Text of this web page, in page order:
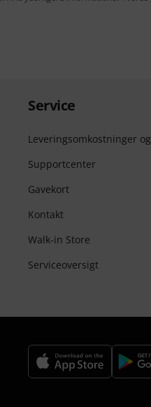
Service
Leveringsomkostninger
Supportcenter
Gavekort
Kontakt
Walk-in Store
Serviceoversigt